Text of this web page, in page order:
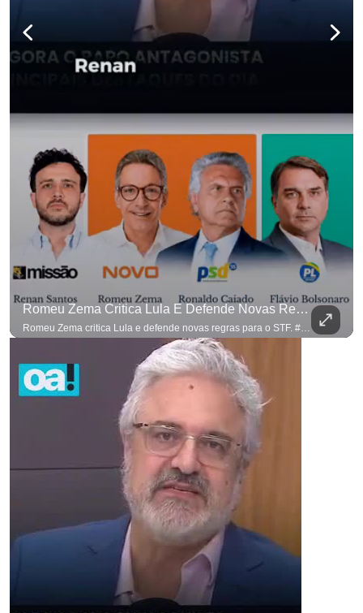
Romeu Zema Critica Lula E Defende Novas Regras Para O STF. #OAntagonista
Romeu Zema critica Lula e defende novas regras para o STF. #OAntagonista Se você busca informação com credibilidade, inscreva-se agora e ative o